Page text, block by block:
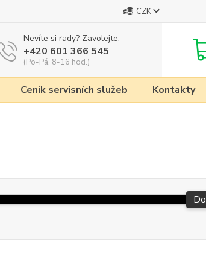
CZK
Nevíte si rady? Zavolejte.
+420 601 366 545
(Po-Pá, 8-16 hod.)
Ceník servisních služeb Kontakty
Do